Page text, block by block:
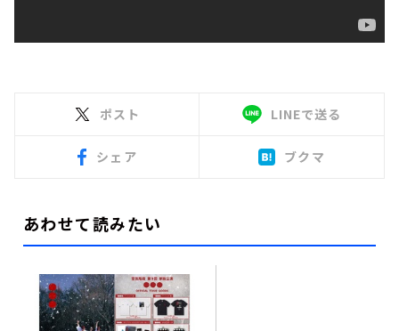
ポスト LINEで送る
シェア ブクマ
あわせて読みたい